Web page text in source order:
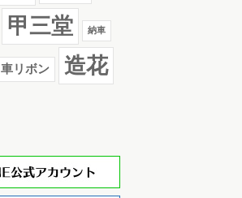
甲三堂 納車
車リボン 造花